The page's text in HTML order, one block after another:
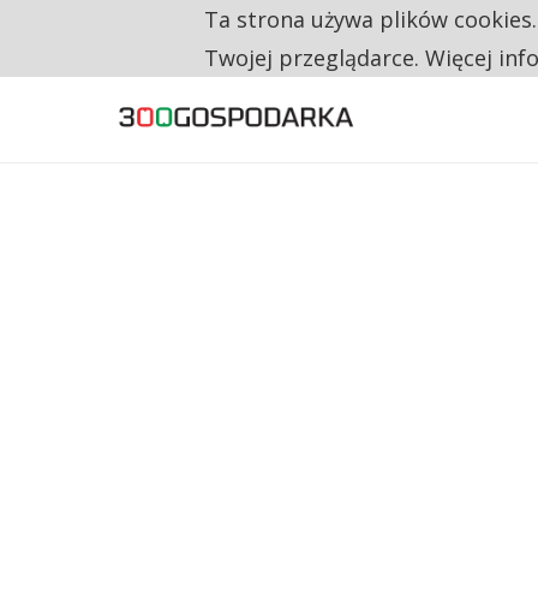
CO TRZECIĄ ZŁOTÓWKĘ Z EMERYTURY
Ta strona używa plików
Twojej przeglądarce. Więcej